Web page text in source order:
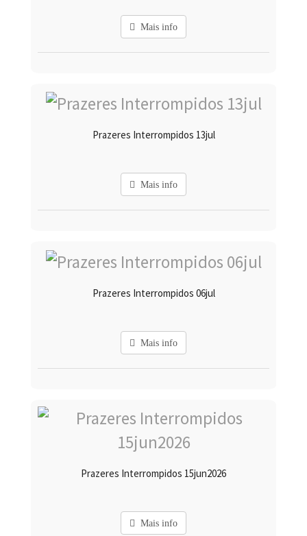
Mais info
Prazeres Interrompidos 13jul
Mais info
Prazeres Interrompidos 06jul
Mais info
Prazeres Interrompidos 15jun2026
Mais info